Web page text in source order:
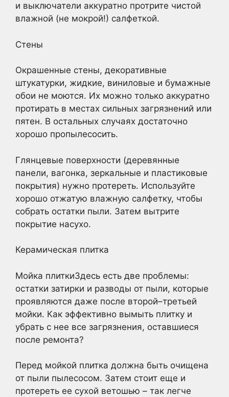
и выключатели аккуратно протрите чистой
влажной (не мокрой!) салфеткой.
Стены
Окрашенные стены, декоративные
штукатурки, жидкие, виниловые и бумажные
обои не моются. Их можно только аккуратно
протирать в местах сильных загрязнений или
пятен. В остальных случаях достаточно
хорошо пропылесосить.
Глянцевые поверхности (деревянные
панели, вагонка, зеркальные и пластиковые
покрытия) нужно протереть. Используйте
хорошо отжатую влажную салфетку, чтобы
собрать остатки пыли. Затем вытрите
покрытие насухо.
Керамическая плитка
Мойка плиткиЗдесь есть две проблемы:
остатки затирки и разводы от пыли, которые
проявляются даже после второй–третьей
мойки. Как эффективно вымыть плитку и
убрать с нее все загрязнения, оставшиеся
после ремонта?
Перед мойкой плитка должна быть очищена
от пыли пылесосом. Затем стоит еще и
протереть ее сухой ветошью – так легче